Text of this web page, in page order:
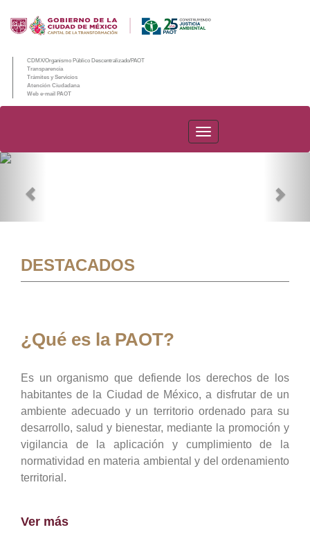
CDMX/Organismo Público Descentralizado/PAOT
Transparencia
Trámites y Servicios
Atención Ciudadana
Web e-mail PAOT
PAOT
DESTACADOS
¿Qué es la PAOT?
Es un organismo que defiende los derechos de los
habitantes de la Ciudad de México, a disfrutar de un
ambiente adecuado y un territorio ordenado para su
desarrollo, salud y bienestar, mediante la promoción y
vigilancia de la aplicación y cumplimiento de la
normatividad en materia ambiental y del ordenamiento
territorial.
Ver más